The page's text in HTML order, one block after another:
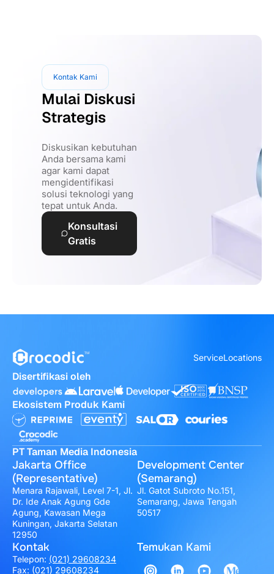
Kontak Kami
Mulai Diskusi
Strategis
Diskusikan kebutuhan
Anda bersama kami
agar kami dapat
mengidentifikasi
solusi teknologi yang
tepat untuk Anda.
Konsultasi
Gratis
ServiceLocations
Disertifikasi oleh
Ekosistem Produk Kami
PT Taman Media Indonesia
Jakarta Office
(Representative)
Menara Rajawali, Level 7-1, Jl.
Dr. Ide Anak Agung Gde
Agung, Kawasan Mega
Kuningan, Jakarta Selatan
12950
Development Center
(Semarang)
Jl. Gatot Subroto No.151,
Semarang, Jawa Tengah
50517
Kontak
Telepon: (021) 29608234
Fax: (021) 29608234
Temukan Kami